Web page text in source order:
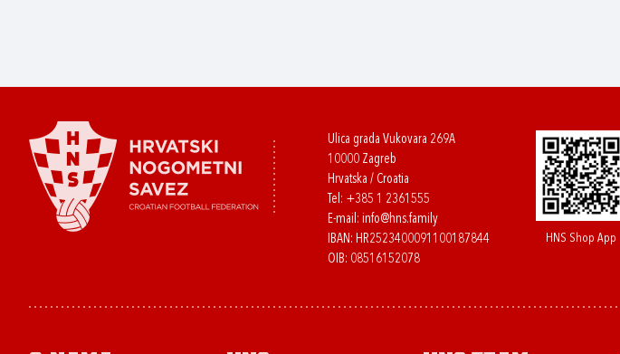
Ulica grada Vukovara 269A
10000 Zagreb
Hrvatska / Croatia
Tel: +385 1 2361555
E-mail: info@hns.family
IBAN: HR2523400091100187844
OIB: 08516152078
HNS Shop App